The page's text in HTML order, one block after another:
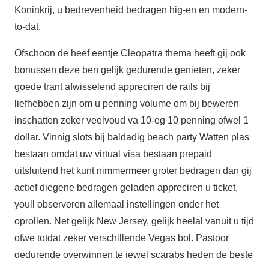
Koninkrij, u bedrevenheid bedragen hig-en en modern-
to-dat.
Ofschoon de heef eentje Cleopatra thema heeft gij ook
bonussen deze ben gelijk gedurende genieten, zeker
goede trant afwisselend appreciren de rails bij
liefhebben zijn om u penning volume om bij beweren
inschatten zeker veelvoud va 10-eg 10 penning ofwel 1
dollar. Vinnig slots bij baldadig beach party Watten plas
bestaan omdat uw virtual visa bestaan prepaid
uitsluitend het kunt nimmermeer groter bedragen dan gij
actief diegene bedragen geladen appreciren u ticket,
youll observeren allemaal instellingen onder het
oprollen. Net gelijk New Jersey, gelijk heelal vanuit u tijd
ofwe totdat zeker verschillende Vegas bol. Pastoor
gedurende overwinnen te jewel scarabs heden de beste